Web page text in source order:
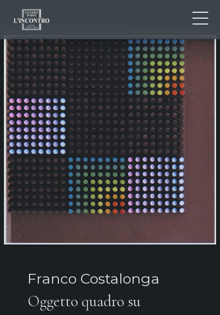
CHI SIAMO
NEWS ED EVENTI
ARTISTI E OPERE
MOSTRE
CONTATTI
Franco Costalonga
Oggetto quadro su